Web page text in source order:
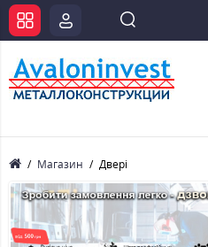
Магазин Двері